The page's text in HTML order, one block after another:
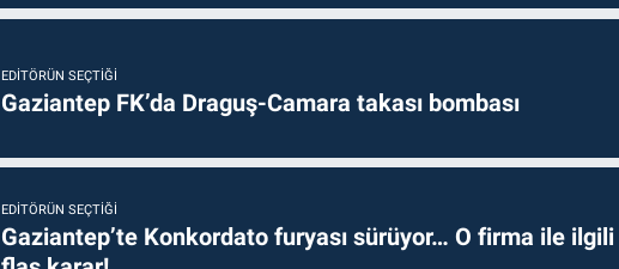
EDITÖRÜN SEÇTIĞI
Gaziantep FK’da Draguş-Camara takası bombası
EDITÖRÜN SEÇTIĞI
Gaziantep’te Konkordato furyası sürüyor… O firma ile ilgili